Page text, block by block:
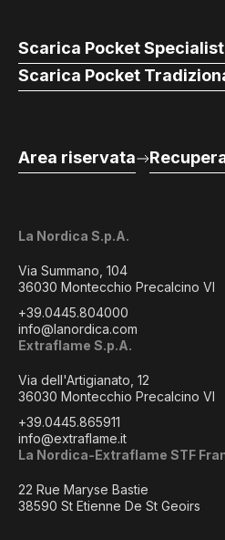
La Nordica S.p.A.
Via Summano, 104
36030 Montecchio Precalcino VI
+39.0445.804000
info@lanordica.com
Extraflame S.p.A.
Via dell'Artigianato, 12
36030 Montecchio Precalcino VI
+39.0445.865911
info@extraflame.it
La Nordica-Extraflame STF
22 Rue Maryse Bastie
38590 St Etienne De St Geoirs
Scarica Pocket
Scarica Pocket
Area riservata